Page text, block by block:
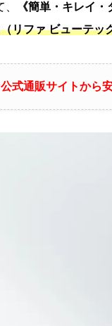
《簡単・キレイ・
リファ ビューテッ
式通販サイトから